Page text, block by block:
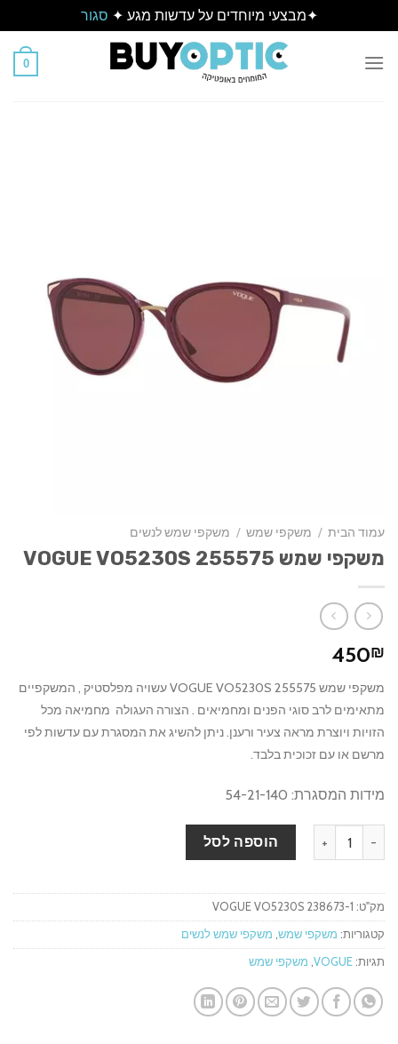
✦מבצעי מיוחדים על עדשות מגע ✦ סגור
0
עמוד הבית / משקפי שמש / משקפי שמש לנשים
משקפי שמש VOGUE VO5230S 255575
450₪
משקפי שמש VOGUE VO5230S 255575 עשויה מפלסטיק , המשקפיים
מתאימים לרב סוגי הפנים ומחמיאים . הצורה העגולה מחמיאה מכל
הזויות ויוצרת מראה צעיר ורענן. ניתן להשיג את המסגרת עם עדשות לפי
מרשם או עם זכוכית בלבד.
מידות המסגרת: 54-21-140
הוספה לסל
מק"ט: VOGUE VO5230S 238673-1
קטגוריות: משקפי שמש משקפי שמש לנשים
תגיות: VOGUE משקפי שמש